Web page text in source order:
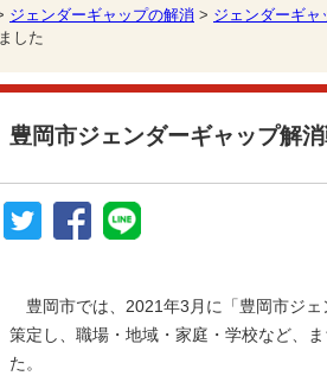
ジェンダーギャップの解消 > ジェンダーギャ
した
豊岡市ジェンダーギャップ解
豊岡市では、2021年3月に「豊岡市ジェ
策定し、職場・地域・家庭・学校など、
た。